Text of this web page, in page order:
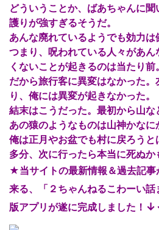
どういうことか、ばあちゃんに
護りが強すぎるそうだ。
あんな廃れているようでも効力は
つまり、呪われている人々があ
くないことが起きるのは当たり前。
だから旅行客に異変はなかった
り、俺には異変が起きなかった。
結末はこうだった。最初から山な
あの猿のようなものは山神かなに
俺は正月やお盆でも村に戻ろうと
多分、次に行ったら本当に死ぬか
★当サイトの最新情報＆過去記事
来る、「２ちゃんねるこわーい
版アプリが遂に完成しました！